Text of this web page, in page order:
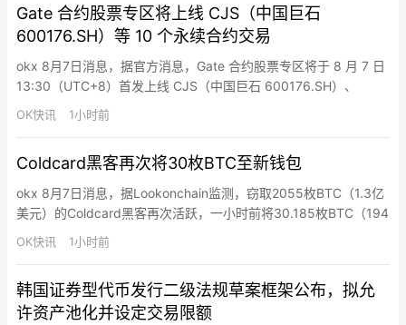
化打击非法金融活动。持续完善宏观审慎管理机制框架。全面提升
跨境…
Gate 合约股票专区将上线 CJS（中国巨石
600176.SH）等 10 个永续合约交易
okx 8月7日消息，据官方消息，Gate 合约股票专区将于 8 月 7 日
13:30（UTC+8）首发上线 CJS（中国巨石 600176.SH）、
SINOCERA（国瓷材料 300285.SZ）、TUNGSTEN（中钨高新
000657.SZ）、LUXSHARE（立讯精密 002475.SZ）、
OK快讯 1小时前
Coldcard黑客再次将30枚BTC至新钱包
okx 8月7日消息，据Lookonchain监测，窃取2055枚BTC（1.3亿
美元）的Coldcard黑客再次活跃，一小时前将30.185枚BTC（194
万美元）转移至新钱包。
OK快讯 1小时前
韩国证券型代币发行二级法规草案框架公布，拟允
许资产池化并设定交易限额